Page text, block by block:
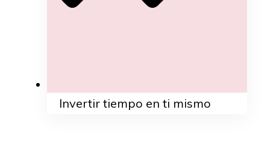
Invertir tiempo en ti mismo